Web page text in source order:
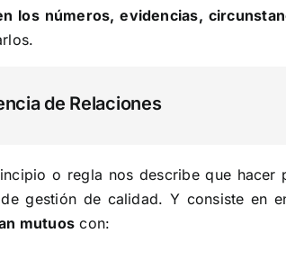
los números, evidencias,
de Relaciones
o regla nos describe que
gestión de calidad. Y consiste en
mutuos con: